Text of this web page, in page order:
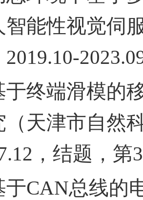
智能性视觉伺
2019.10-
于终端滑模的
（天津市自然
，结题，第3
于CAN总线的